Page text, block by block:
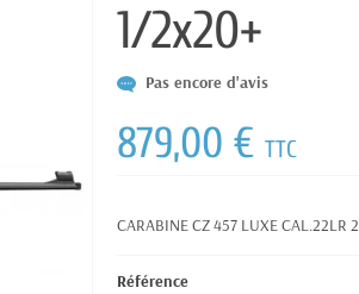
1/2x20+
Pas encore d'avis
879,00 €TTC
CARABINE CZ 457 LUXE CAL.22LR
Référence